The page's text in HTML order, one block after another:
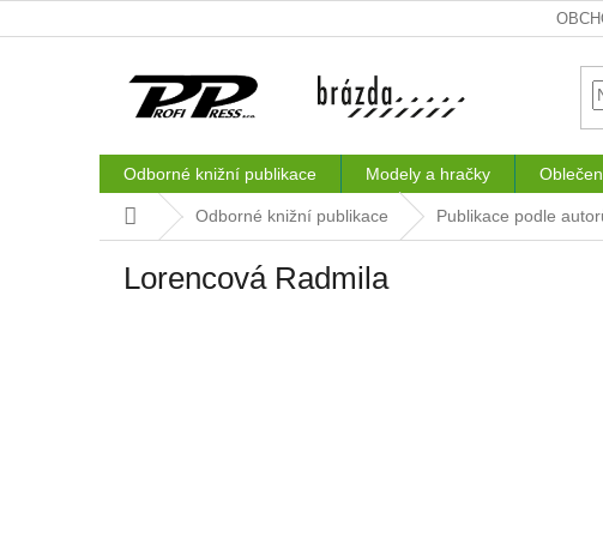
na
Odborné knižní publikace Modely a hračky
Domů Odborné knižní publikace Publikace podle
Lorencová Radmila